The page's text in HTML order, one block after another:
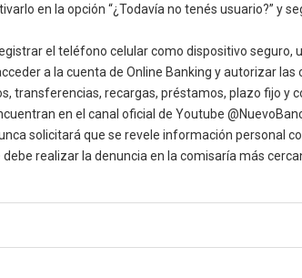
en la opción “¿Todavía no tenés usuario?” y
el teléfono celular como dispositivo
a la cuenta de Online Banking y autorizar las
transferencias, recargas, préstamos, plazo fijo y
en el canal oficial de Youtube
solicitará que se revele información personal
realizar la denuncia en la comisaría más